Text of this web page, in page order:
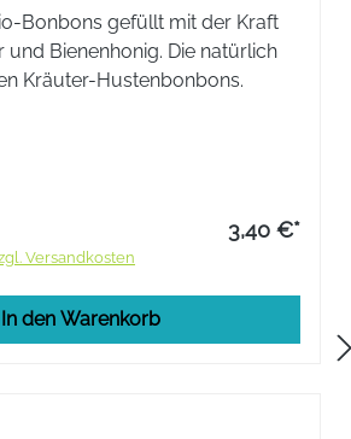
Bonbons gefüllt mit der Kraft
und Bienenhonig. Die natürlich
Kräuter-Hustenbonbons.
3,40 €*
Versandkosten
In den Warenkorb